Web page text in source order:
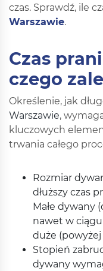
czas. Sprawdź, ile
Warszawie.
Czas
czego
Określenie, jak
Warszawie,
kluczowych
trwania całego
Rozmiar
dłuższy czas
Małe dywany
nawet w
duże (powyżej
Stopień
dywany